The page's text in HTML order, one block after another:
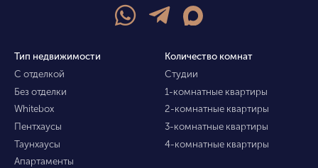
Тип недвижимости
С отделкой
Без отделки
Whitebox
Пентхаусы
Таунхаусы
Апартаменты
Количество комнат
Студии
1-комнатные квартиры
2-комнатные квартиры
3-комнатные квартиры
4-комнатные квартиры